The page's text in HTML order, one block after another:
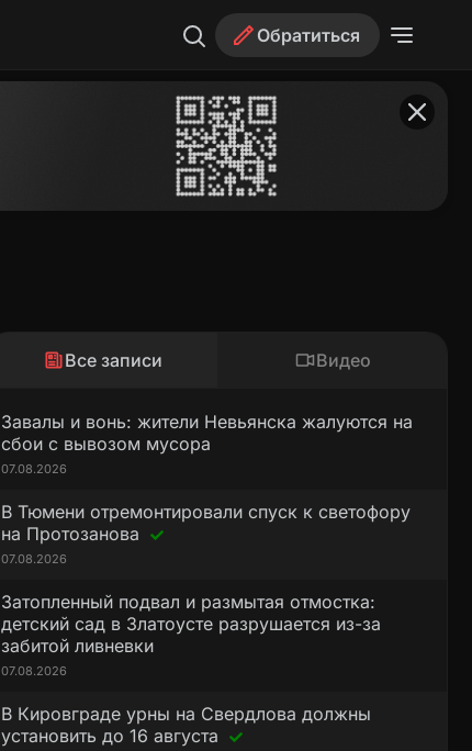
Обратиться
Все записи Видео
Завалы и вонь: жители Невьянска жалуются на
сбои с вывозом мусора
07.08.2026
В Тюмени отремонтировали спуск к светофору
на Протозанова
07.08.2026
Затопленный подвал и размытая отмостка:
детский сад в Златоусте разрушается из-за
забитой ливневки
07.08.2026
В Кировграде урны на Свердлова должны
установить до 16 августа